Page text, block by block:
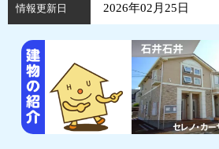
情報更新日 2026年02月25日